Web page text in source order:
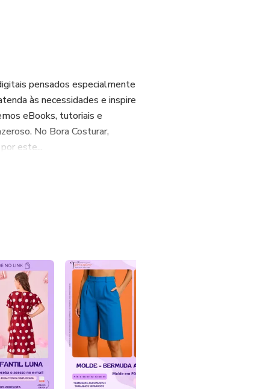
pensados ​​especialmente
às necessidades e inspire
eBooks, tutoriais e
No Bora Costurar,
este...